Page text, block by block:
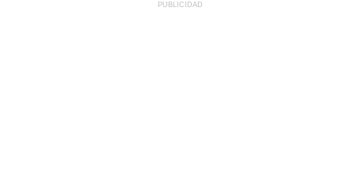
PUBLICIDAD